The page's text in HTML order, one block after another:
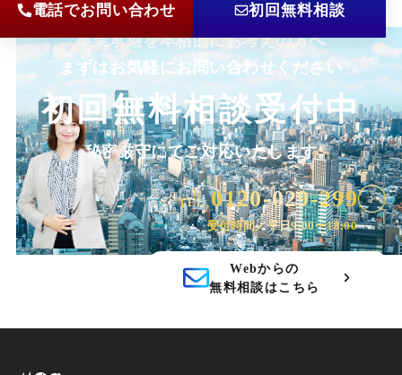
電話でお問い合わせ 初回無料相談
事業承継を本格的にお考えの方へ
まずはお気軽にお問い合わせください
初回無料相談受付中
秘密厳守にてご対応いたします。
TEL.0120-029-299
受付時間／平日9:00〜18:00
Webからの
無料相談はこちら